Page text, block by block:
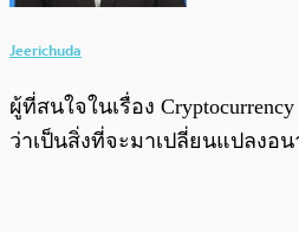
Jeerichuda
ผู้ที่สนใจในเรื่อง
ว่าเป็นสิ่งที่จะมาเปลี่ยนแปลงอ